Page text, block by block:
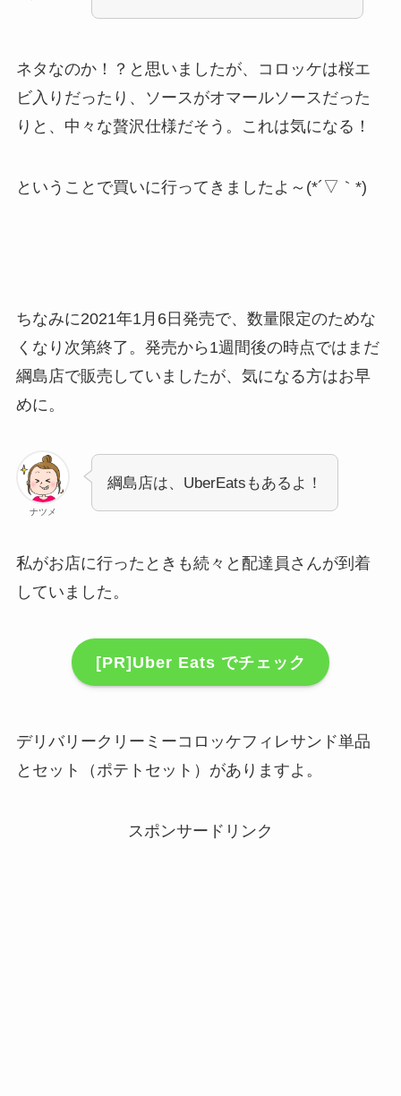
ネタなのか！？と思いましたが、コロッケは桜エ
ビ入りだったり、ソースがオマールソースだった
りと、中々な贅沢仕様だそう。これは気になる！
ということで買いに行ってきましたよ～(*´▽｀*)
ちなみに2021年1月6日発売で、数量限定のためな
くなり次第終了。発売から1週間後の時点ではまだ
綱島店で販売していましたが、気になる方はお早
めに。
ナツメ
綱島店は、UberEatsもあるよ！
私がお店に行ったときも続々と配達員さんが到着
していました。
[PR]Uber Eats でチェック
デリバリークリーミーコロッケフィレサンド単品
とセット（ポテトセット）がありますよ。
スポンサードリンク